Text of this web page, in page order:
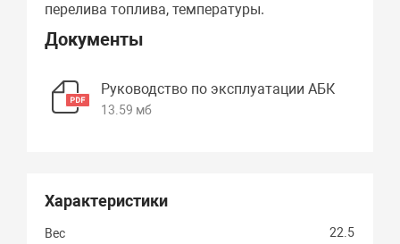
перелива топлива, температуры.
Документы
Руководство по эксплуатации АБК
13.59 мб
Характеристики
Вес 22.5